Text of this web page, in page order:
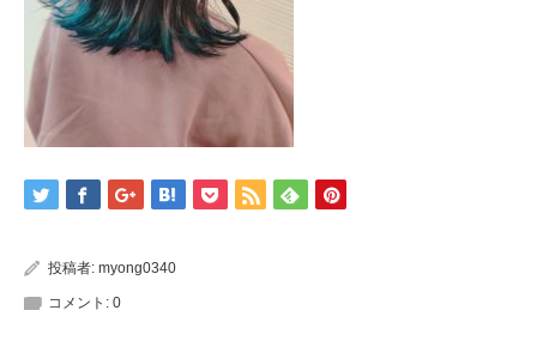
投稿者: myong0340
コメント: 0